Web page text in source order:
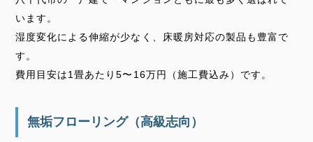
います。
湿度変化による伸縮が少なく、床暖房対応の製品も豊富で
す。
費用目安は1畳あたり5〜16万円（施工費込み）です。
無垢フローリング（高級志向）